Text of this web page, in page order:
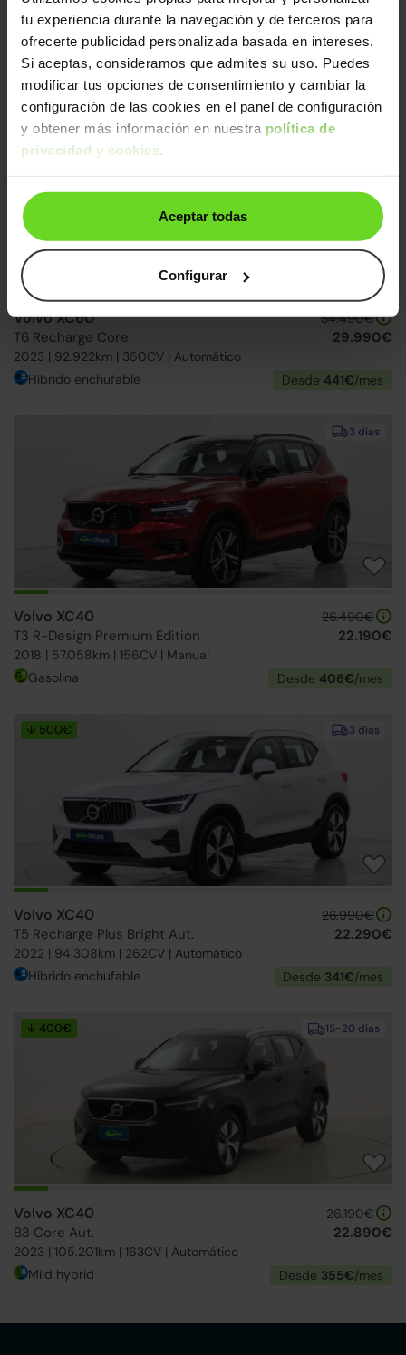
tu experiencia durante la navegación y de terceros para
ofrecerte publicidad personalizada basada en intereses.
Si aceptas, consideramos que admites su uso. Puedes
modificar tus opciones de consentimiento y cambiar la
configuración de las cookies en el panel de configuración
y obtener más información en nuestra política de
privacidad y cookies.
Aceptar todas
Configurar
Volvo XC40
T5 Recharge Plus Dark Aut.
2022 | 112.650km | 262CV | Automático
27.990€
21.790€
Híbrido enchufable Desde335€ /mes
↓ 1.000€
Volvo XC60
T6 Recharge Core
2023 | 92.922km | 350CV | Automático
34.490€
29.990€
Híbrido enchufable Desde 441€/mes
3 días
Volvo XC40
T3 R-Design Premium Edition
2018 | 57.058km | 156CV | Manual
26.490€
22.190€
Gasolina Desde 406€/mes
3 días
↓ 500€
Volvo XC40
T5 Recharge Plus Bright Aut.
2022 | 94.308km | 262CV | Automático
26.990€
22.290€
Híbrido enchufable Desde 341€/mes
15-20 días
↓ 400€
Volvo XC40
B3 Core Aut.
2023 | 105.201km | 163CV | Automático
26.190€
22.890€
Mild hybrid Desde 355€/mes